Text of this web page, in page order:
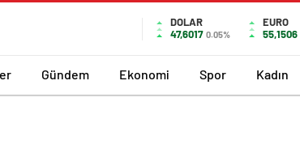
DOLAR
47,6017 0.05%
EURO
55,1506
Gündem Ekonomi Spor Kadın